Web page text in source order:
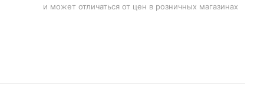
и может отличаться от цен в розничных магазинах